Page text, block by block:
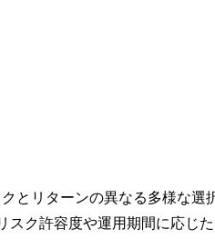
とリターンの異なる多様な選
スク許容度や運用期間に応じた